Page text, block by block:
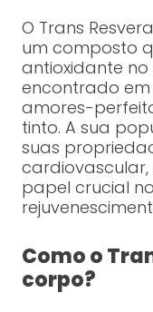
O Trans
um composto
antioxidante no
encontrado
amores-
tinto. A sua
suas
papel crucial
Como o
corpo?